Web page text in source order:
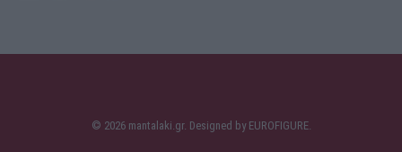
© 2026 mantalaki.gr. Designed by EUROFIGURE.